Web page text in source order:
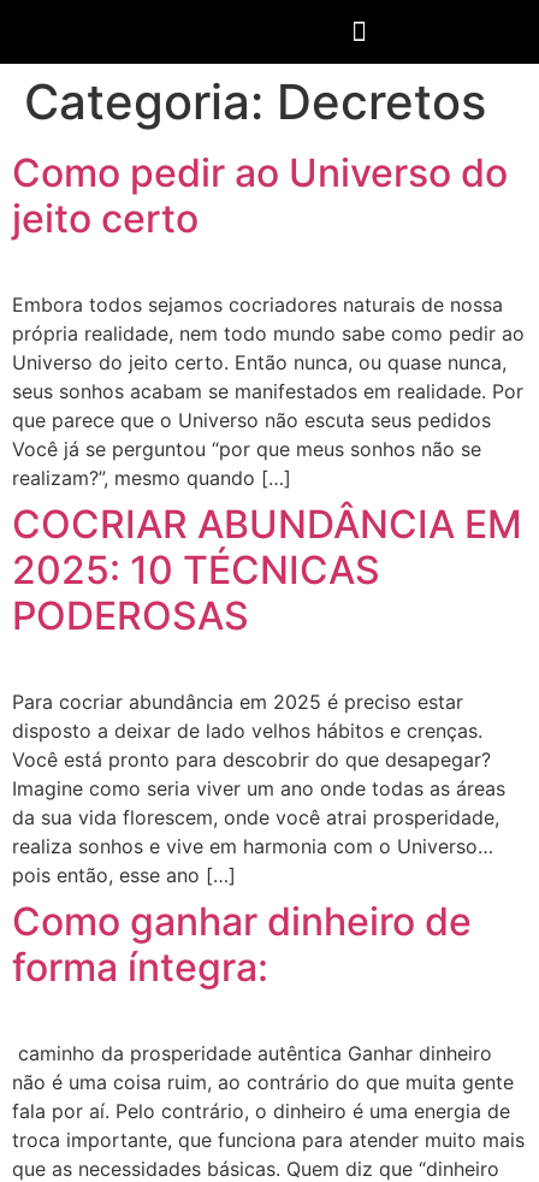
Categoria: Decretos
Como pedir ao Universo do
jeito certo
Embora todos sejamos cocriadores naturais de nossa
própria realidade, nem todo mundo sabe como pedir ao
Universo do jeito certo. Então nunca, ou quase nunca,
seus sonhos acabam se manifestados em realidade. Por
que parece que o Universo não escuta seus pedidos
Você já se perguntou “por que meus sonhos não se
realizam?”, mesmo quando […]
COCRIAR ABUNDÂNCIA EM
2025: 10 TÉCNICAS
PODEROSAS
Para cocriar abundância em 2025 é preciso estar
disposto a deixar de lado velhos hábitos e crenças.
Você está pronto para descobrir do que desapegar?
Imagine como seria viver um ano onde todas as áreas
da sua vida florescem, onde você atrai prosperidade,
realiza sonhos e vive em harmonia com o Universo…
pois então, esse ano […]
Como ganhar dinheiro de
forma íntegra:
caminho da prosperidade autêntica Ganhar dinheiro
não é uma coisa ruim, ao contrário do que muita gente
fala por aí. Pelo contrário, o dinheiro é uma energia de
troca importante, que funciona para atender muito mais
que as necessidades básicas. Quem diz que “dinheiro